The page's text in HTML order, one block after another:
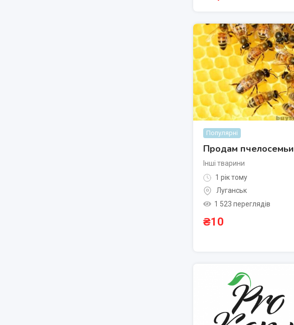
Популярні
Продам пчелосемьи
Інші тварини
1 рік тому
Луганськ
1 523 переглядів
₴10